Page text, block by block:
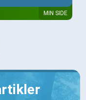
MIN SIDE